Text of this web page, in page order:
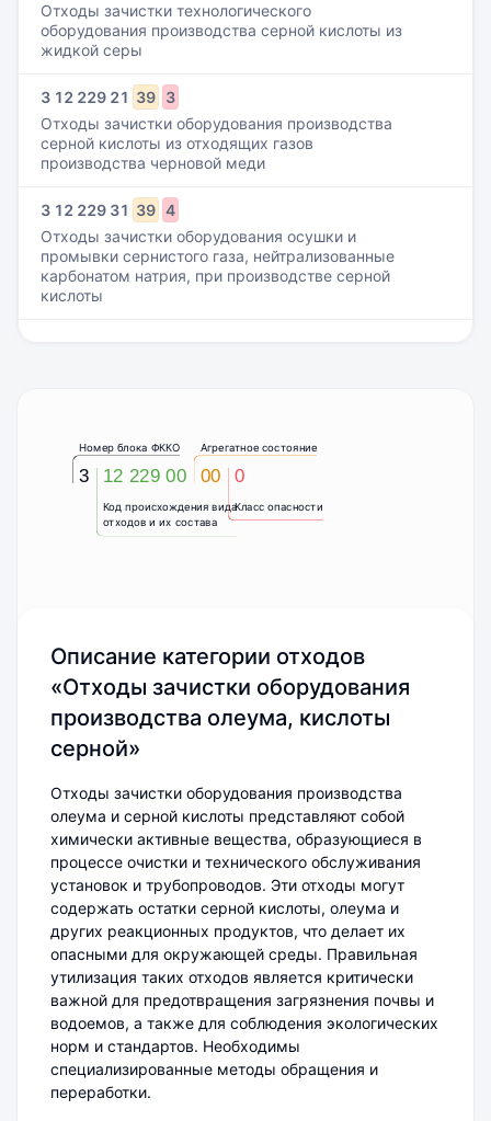
Отходы зачистки технологического
оборудования производства серной кислоты из
жидкой серы
3 12 229 21 39 3
Отходы зачистки оборудования производства
серной кислоты из отходящих газов
производства черновой меди
3 12 229 31 39 4
Отходы зачистки оборудования осушки и
промывки сернистого газа, нейтрализованные
карбонатом натрия, при производстве серной
кислоты
3
Номер блока ФККО
Код происхождения вида
отходов и их состава
12 229 00
Агрегатное состояние
00
Класс опасности
0
Описание категории отходов
«Отходы зачистки оборудования
производства олеума, кислоты
серной»
Отходы зачистки оборудования производства
олеума и серной кислоты представляют собой
химически активные вещества, образующиеся в
процессе очистки и технического обслуживания
установок и трубопроводов. Эти отходы могут
содержать остатки серной кислоты, олеума и
других реакционных продуктов, что делает их
опасными для окружающей среды. Правильная
утилизация таких отходов является критически
важной для предотвращения загрязнения почвы и
водоемов, а также для соблюдения экологических
норм и стандартов. Необходимы
специализированные методы обращения и
переработки.